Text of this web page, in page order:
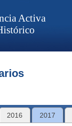
Activa
2016 2017